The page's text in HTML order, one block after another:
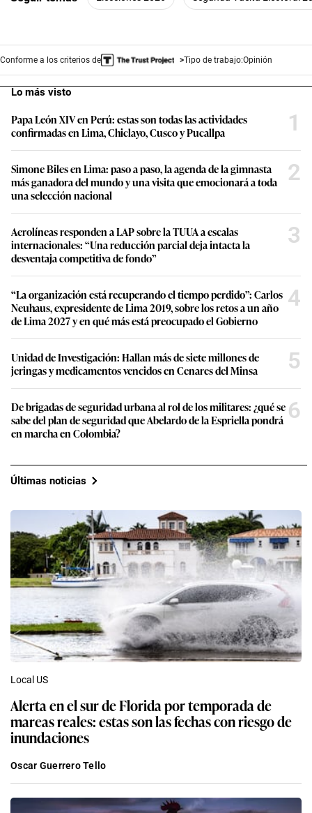
Conforme a los criterios de Tipo de trabajo:Opinión
Lo más visto
Papa León XIV en Perú: estas son todas las actividades
confirmadas en Lima, Chiclayo, Cusco y Pucallpa
1
Simone Biles en Lima: paso a paso, la agenda de la gimnasta
más ganadora del mundo y una visita que emocionará a toda
una selección nacional
2
Aerolíneas responden a LAP sobre la TUUA a escalas
internacionales: “Una reducción parcial deja intacta la
desventaja competitiva de fondo”
3
“La organización está recuperando el tiempo perdido”: Carlos
Neuhaus, expresidente de Lima 2019, sobre los retos a un año
de Lima 2027 y en qué más está preocupado el Gobierno
4
Unidad de Investigación: Hallan más de siete millones de
jeringas y medicamentos vencidos en Cenares del Minsa
5
De brigadas de seguridad urbana al rol de los militares: ¿qué se
sabe del plan de seguridad que Abelardo de la Espriella pondrá
en marcha en Colombia?
6
Últimas noticias
Local US
Alerta en el sur de Florida por temporada de
mareas reales: estas son las fechas con riesgo de
inundaciones
Oscar Guerrero Tello